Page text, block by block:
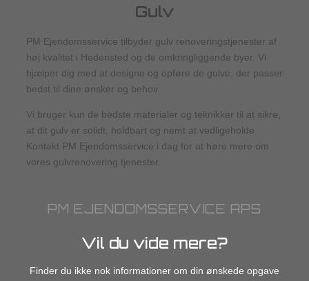
Gulv
PM Ejendomsservice tilbyder gulv renoveringstjenester af
høj kvalitet i Hedensted og de omkringliggende byer. Vi
hjælper dig med at designe og opføre de gulve, der passer
bedst til dine ønsker og behov.
Vi bruger kun de bedste materialer og teknikker til at sikre,
at dit gulv er solidt, holdbart og nemt at vedligeholde.
Kontakt PM Ejendomsservice i dag for at høre mere om
vores gulvrenovering tjenester.
PM EJENDOMSSERVICE APS
Vil du vide mere?
Finder du ikke nok informationer om din ønskede opgave